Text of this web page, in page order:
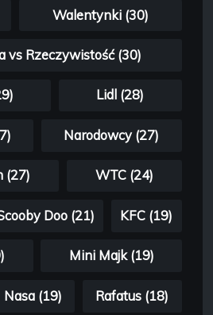
Walentynki (30)
vs Rzeczywistość (30)
Lidl (28)
Narodowcy (27)
(27) WTC (24)
Doo (21) KFC (19)
Mini Majk (19)
Nasa (19) Rafatus (18)